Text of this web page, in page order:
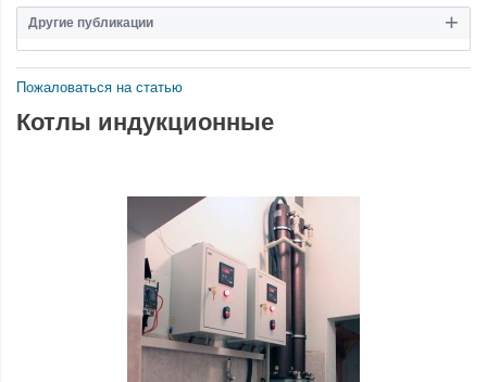
Другие публикации
Пожаловаться на статью
Котлы индукционные